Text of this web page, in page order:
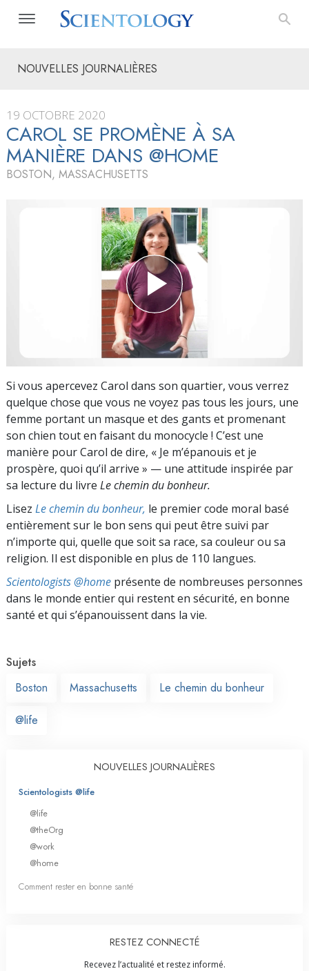
NOUVELLES JOURNALIÈRES
19 OCTOBRE 2020
CAROL SE PROMÈNE À SA
MANIÈRE DANS @HOME
BOSTON, MASSACHUSETTS
Si vous apercevez Carol dans son quartier, vous verrez
quelque chose que vous ne voyez pas tous les jours, une
femme portant un masque et des gants et promenant
son chien tout en faisant du monocycle ! C’est une
manière pour Carol de dire, « Je m’épanouis et je
prospère, quoi qu’il arrive » — une attitude inspirée par
sa lecture du livre Le chemin du bonheur.
Lisez Le chemin du bonheur, le premier code moral basé
entièrement sur le bon sens qui peut être suivi par
n’importe qui, quelle que soit sa race, sa couleur ou sa
religion. Il est disponible en plus de 110 langues.
Scientologists @home présente de nombreuses personnes
dans le monde entier qui restent en sécurité, en bonne
santé et qui s’épanouissent dans la vie.
Sujets
Boston
Massachusetts Le chemin du bonheur
@life
NOUVELLES JOURNALIÈRES
Scientologists @life
@life
@theOrg
@work
@home
Comment rester en bonne santé
RESTEZ CONNECTÉ
Recevez l’actualité et restez informé.